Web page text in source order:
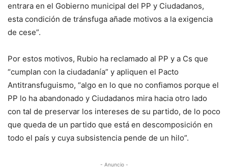
entrara en el Gobierno municipal del PP y Ciudadanos,
esta condición de tránsfuga añade motivos a la exigencia
de cese”.
Por estos motivos, Rubio ha reclamado al PP y a Cs que
“cumplan con la ciudadanía” y apliquen el Pacto
Antitransfuguismo, “algo en lo que no confiamos porque el
PP lo ha abandonado y Ciudadanos mira hacia otro lado
con tal de preservar los intereses de su partido, de lo poco
que queda de un partido que está en descomposición en
todo el país y cuya subsistencia pende de un hilo”.
- Anuncio -